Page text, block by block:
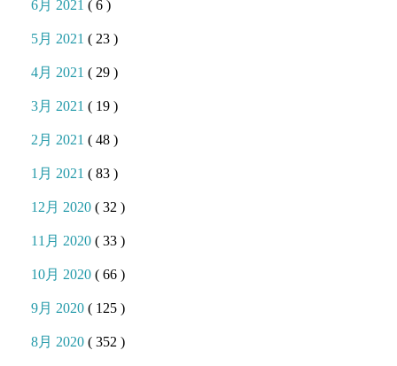
6月 2021( 6 )
5月 2021( 23 )
4月 2021( 29 )
3月 2021( 19 )
2月 2021( 48 )
1月 2021( 83 )
12月 2020( 32 )
11月 2020( 33 )
10月 2020( 66 )
9月 2020( 125 )
8月 2020( 352 )